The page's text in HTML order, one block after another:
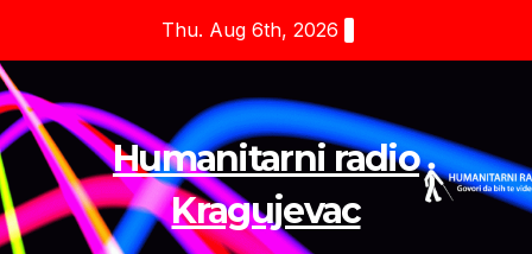
content
Thu. Aug 6th, 2026
Humanitarni radio
Kragujevac